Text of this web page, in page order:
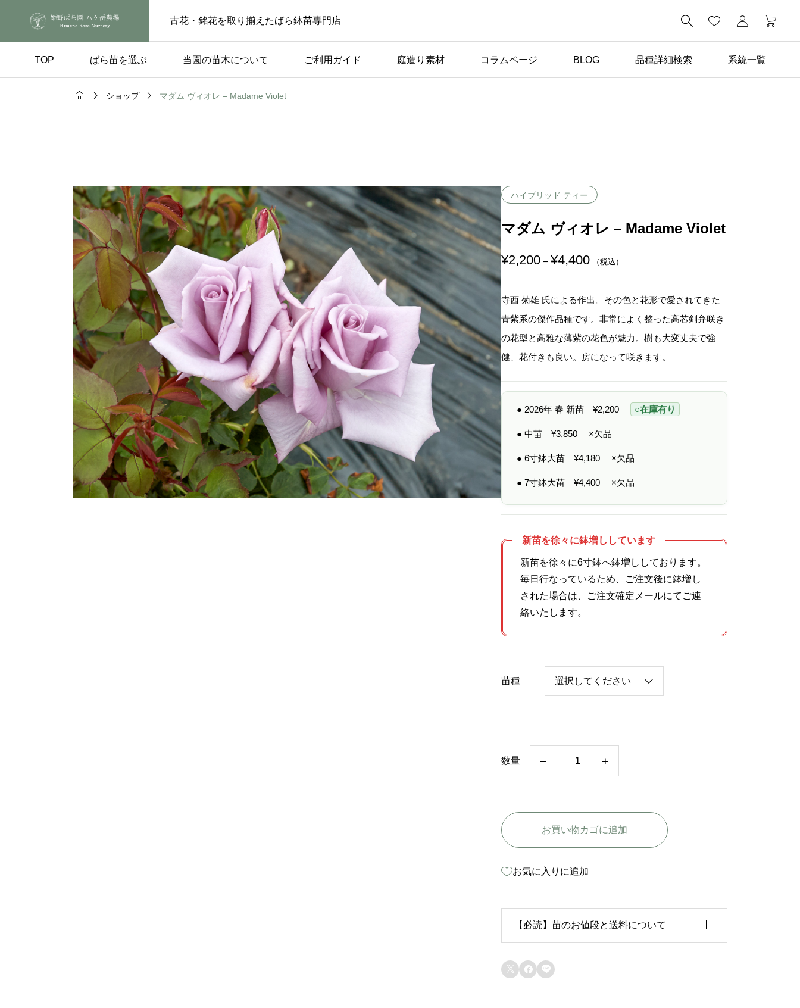
古花・銘花を取り揃えたばら鉢苗専門店 
TOP ばら苗を選ぶ 当園の苗木について ご利用ガイド 庭造り素材 コラムページ BLOG 品種詳細検索 系統一覧
れ 品種の選び方 ばら苗の手入れ ばら苗の手入れ
  ショップ  マダム ヴィオレ – Madame Violet
ハイブリッド ティー
マダム ヴィオレ – Madame Violet
¥2,200 – ¥4,400価
格
¥
2
,
2
0
0
–
¥
,
4
0
（税込）
寺西 菊雄 氏による作出。その色と花形で愛されてきた
青紫系の傑作品種です。非常によく整った高芯剣弁咲き
の花型と高雅な薄紫の花色が魅力。樹も大変丈夫で強
健、花付きも良い。房になって咲きます。
● 2026年 春 新苗 ¥2,200 ○在庫有り
● 中苗 ¥3,850 ×欠品
● 6寸鉢大苗 ¥4,180 ×欠品
● 7寸鉢大苗 ¥4,400 ×欠品
新苗を徐々に鉢増ししています
新苗を徐々に6寸鉢へ鉢増ししております。
毎日行なっているため、ご注文後に鉢増し
された場合は、ご注文確定メールにてご連
絡いたします。
苗種
数量
ダ
ヴ
ィ
オ
レ
M
a
d
お買い物カゴに追加
お気に入りに追加
【必読】苗のお値段と送料について
生育状況が各苗、また季節ごとに異なるため、
  